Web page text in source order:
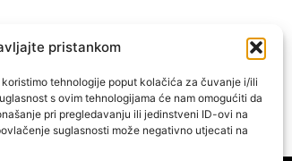
pristankom
tehnologije poput kolačića za čuvanje i/ili
s ovim tehnologijama će nam omogućiti da
pri pregledavanju ili jedinstveni ID-ovi na
suglasnosti može negativno utjecati na